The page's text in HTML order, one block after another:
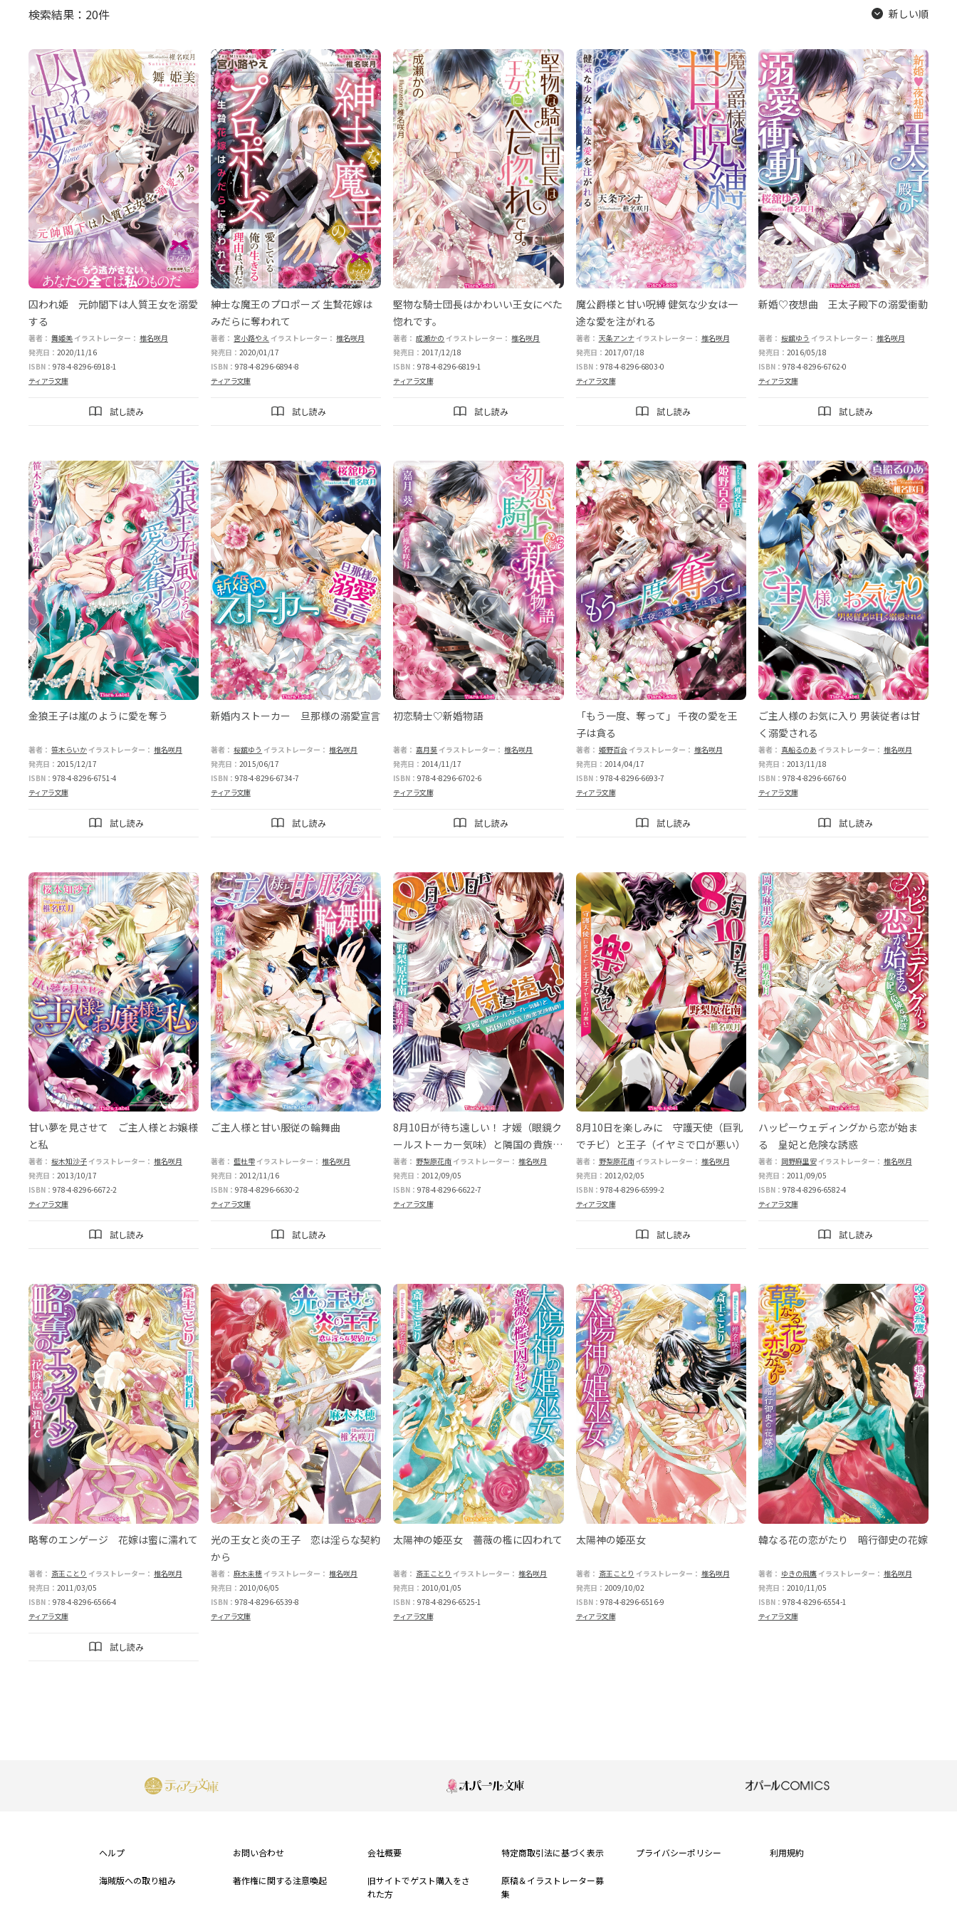
検索結果：20件 新しい順
囚われ姫 元帥閣下は人質王女を溺愛
する
著者： 舞姫美 イラストレーター： 椎名咲月
発売日： 2020/11/16
ISBN： 978-4-8296-6918-1
ティアラ文庫
試し読み
紳士な魔王のプロポーズ 生贄花嫁は
みだらに奪われて
著者： 宮小路やえ イラストレーター：椎名咲月
発売日：2020/01/17
ISBN：978-4-8296-6894-8
ティアラ文庫
試し読み
堅物な騎士団長はかわいい王女にべた
惚れです。
著者：成瀬かの イラストレーター：椎名咲月
発売日：2017/12/18
ISBN：978-4-8296-6819-1
ティアラ文庫
試し読み
魔公爵様と甘い呪縛 健気な少女は一
途な愛を注がれる
著者： 天条アンナイラストレーター： 椎名咲月
発売日： 2017/07/18
ISBN： 978-4-8296-6803-0
ティアラ文庫
試し読み
新婚♡夜想曲 王太子殿下の溺愛衝動
著者： 桜舘ゆう イラストレーター： 椎名咲月
発売日： 2016/05/18
ISBN： 978-4-8296-6762-0
ティアラ文庫
試し読み
金狼王子は嵐のように愛を奪う
著者： 笹木らいか イラストレーター： 椎名咲月
発売日： 2015/12/17
ISBN： 978-4-8296-6751-4
ティアラ文庫
試し読み
新婚内ストーカー 旦那様の溺愛宣言
著者：桜舘ゆう イラストレーター：椎名咲月
発売日：2015/06/17
ISBN：978-4-8296-6734-7
ティアラ文庫
試し読み
初恋騎士♡新婚物語
著者：嘉月葵 イラストレーター：椎名咲月
発売日：2014/11/17
ISBN：978-4-8296-6702-6
ティアラ文庫
試し読み
「もう一度、奪って」 千夜の愛を王
子は貪る
著者： 姫野百合イラストレーター： 椎名咲月
発売日： 2014/04/17
ISBN： 978-4-8296-6693-7
ティアラ文庫
試し読み
ご主人様のお気に入り 男装従者は甘
く溺愛される
著者： 真船るのあ イラストレーター： 椎名咲月
発売日： 2013/11/18
ISBN： 978-4-8296-6676-0
ティアラ文庫
試し読み
甘い夢を見させて ご主人様とお嬢様
と私
著者： 桜木知沙子 イラストレーター： 椎名咲月
発売日： 2013/10/17
ISBN： 978-4-8296-6672-2
ティアラ文庫
試し読み
ご主人様と甘い服従の輪舞曲
著者：藍杜雫 イラストレーター：椎名咲月
発売日：2012/11/16
ISBN：978-4-8296-6630-2
ティアラ文庫
試し読み
8月10日が待ち遠しい！ 才媛（眼鏡ク
ールストーカー気味）と隣国の貴族
（腹黒笑顔伯爵）
著者： 野梨原花南 イラストレーター：椎名咲月
発売日：2012/09/05
ISBN：978-4-8296-6622-7
ティアラ文庫
8月10日を楽しみに 守護天使（巨乳
でチビ）と王子（イヤミで口が悪い）
著者： 野梨原花南イラストレーター： 椎名咲月
発売日： 2012/02/05
ISBN： 978-4-8296-6599-2
ティアラ文庫
試し読み
ハッピーウェディングから恋が始ま
る 皇妃と危険な誘惑
著者： 岡野麻里安イラストレーター： 椎名咲月
発売日： 2011/09/05
ISBN： 978-4-8296-6582-4
ティアラ文庫
試し読み
略奪のエンゲージ 花嫁は蜜に濡れて
著者： 斎王ことり イラストレーター： 椎名咲月
発売日： 2011/03/05
ISBN： 978-4-8296-6566-4
ティアラ文庫
試し読み
光の王女と炎の王子 恋は淫らな契約
から
著者：麻木未穂 イラストレーター：椎名咲月
発売日：2010/06/05
ISBN：978-4-8296-6539-8
ティアラ文庫
太陽神の姫巫女 薔薇の檻に囚われて
著者： 斎王ことり イラストレーター：椎名咲月
発売日：2010/01/05
ISBN：978-4-8296-6525-1
ティアラ文庫
太陽神の姫巫女
著者： 斎王ことり イラストレーター： 椎名咲月
発売日： 2009/10/02
ISBN： 978-4-8296-6516-9
ティアラ文庫
韓なる花の恋がたり 暗行御史の花嫁
著者： ゆきの飛鷹イラストレーター： 椎名咲月
発売日： 2010/11/05
ISBN： 978-4-8296-6554-1
ティアラ文庫
ヘルプ お問い合わせ 会社概要 特定商取引法に基づく表示 プライバシーポリシー 利用規約
海賊版への取り組み 著作権に関する注意喚起
旧サイトでゲスト購入をさ
れた方
原稿＆イラストレーター募
集